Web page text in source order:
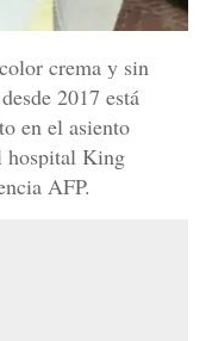
crema y sin
2017 está
en el asiento
hospital King
AFP.